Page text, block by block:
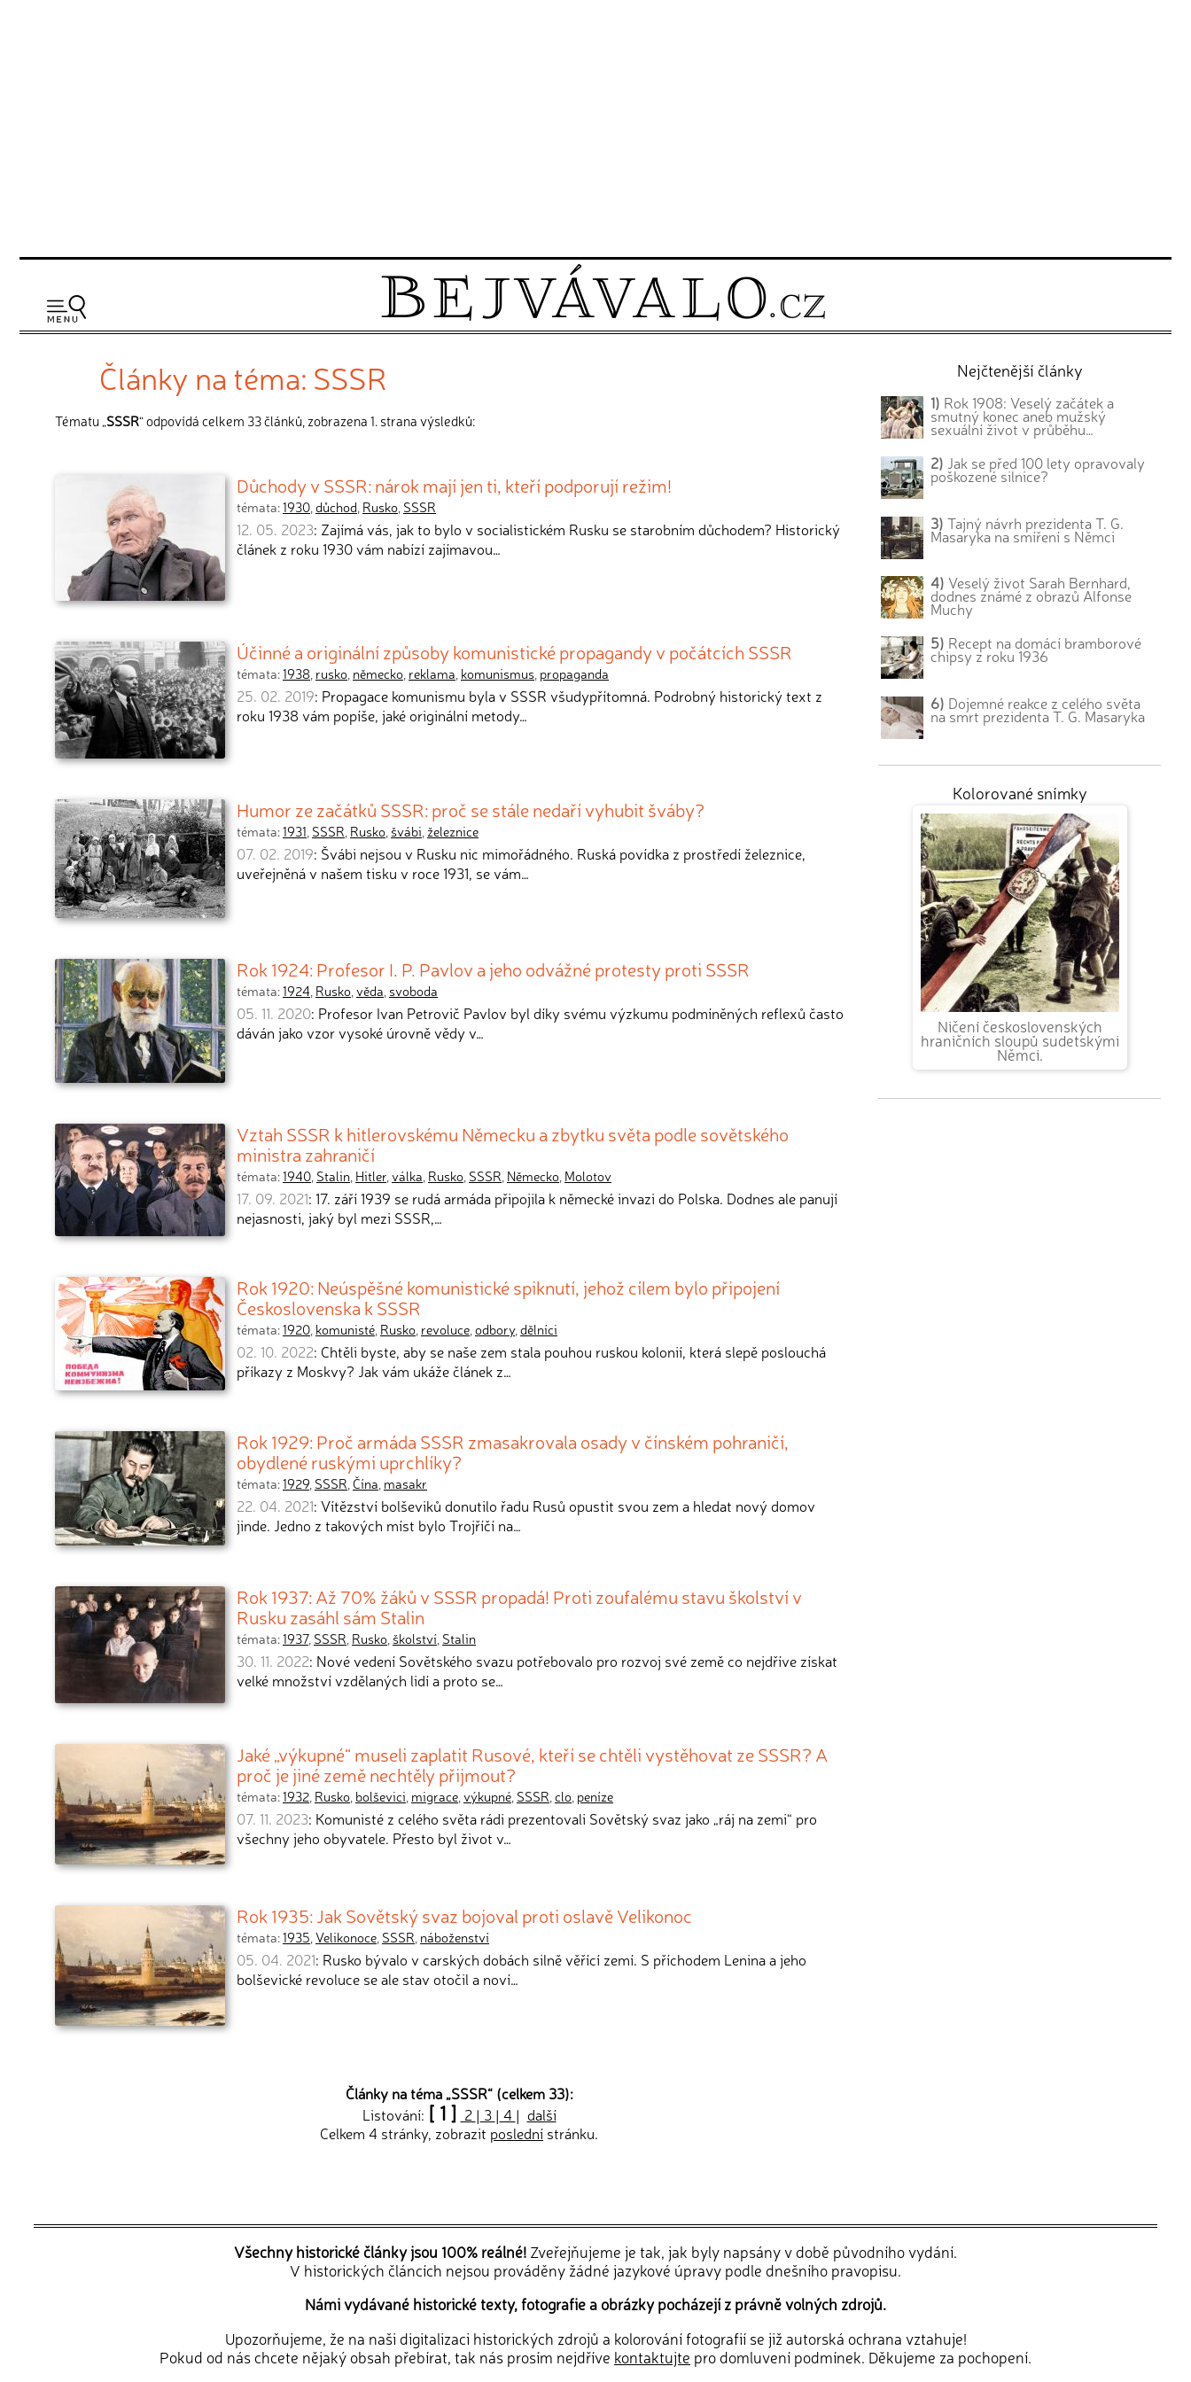
Články na téma: SSSR
Tématu „SSSR“ odpovídá celkem 33 článků, zobrazena 1. strana výsledků:
Důchody v SSSR: nárok mají jen ti, kteří podporují režim!
témata:1930,důchod, Rusko, SSSR
12. 05. 2023: Zajímá vás, jak to bylo v socialistickém Rusku se starobním důchodem? Historický
článek z roku 1930 vám nabízí zajímavou…
Účinné a originální způsoby komunistické propagandy v počátcích SSSR
témata:1938, rusko, německo, reklama, komunismus, propaganda
25. 02. 2019: Propagace komunismu byla v SSSR všudypřítomná. Podrobný historický text z
roku 1938 vám popíše, jaké originální metody…
Humor ze začátků SSSR: proč se stále nedaří vyhubit šváby?
témata:1931, SSSR, Rusko, švábi, železnice
07. 02. 2019: Švábi nejsou v Rusku nic mimořádného. Ruská povídka z prostředí železnice,
uveřejněná v našem tisku v roce 1931, se vám…
Rok 1924: Profesor I. P. Pavlov a jeho odvážné protesty proti SSSR
témata:1924, Rusko,věda, svoboda
05. 11. 2020: Profesor Ivan Petrovič Pavlov byl díky svému výzkumu podmíněných reflexů často
dáván jako vzor vysoké úrovně vědy v…
Vztah SSSR k hitlerovskému Německu a zbytku světa podle sovětského
ministra zahraničí
témata:1940, Stalin, Hitler,válka, Rusko, SSSR, Německo, Molotov
17. 09. 2021: 17. září 1939 se rudá armáda připojila k německé invazi do Polska. Dodnes ale panují
nejasnosti, jaký byl mezi SSSR,…
Rok 1920: Neúspěšné komunistické spiknutí, jehož cílem bylo připojení
Československa k SSSR
témata:1920, komunisté, Rusko, revoluce,odbory,dělníci
02. 10. 2022: Chtěli byste, aby se naše zem stala pouhou ruskou kolonií, která slepě poslouchá
příkazy z Moskvy? Jak vám ukáže článek z…
Rok 1929: Proč armáda SSSR zmasakrovala osady v čínském pohraničí,
obydlené ruskými uprchlíky?
témata:1929, SSSR,Čína, masakr
22. 04. 2021: Vítězství bolševiků donutilo řadu Rusů opustit svou zem a hledat nový domov
jinde. Jedno z takových míst bylo Trojříčí na…
Rok 1937: Až 70% žáků v SSSR propadá! Proti zoufalému stavu školství v
Rusku zasáhl sám Stalin
témata:1937, SSSR, Rusko, školství, Stalin
30. 11. 2022: Nové vedení Sovětského svazu potřebovalo pro rozvoj své země co nejdříve získat
velké množství vzdělaných lidí a proto se…
Jaké „výkupné“ museli zaplatit Rusové, kteří se chtěli vystěhovat ze SSSR? A
proč je jiné země nechtěly přijmout?
témata:1932, Rusko, bolševici, migrace,výkupné, SSSR,clo, peníze
07. 11. 2023: Komunisté z celého světa rádi prezentovali Sovětský svaz jako „ráj na zemi“ pro
všechny jeho obyvatele. Přesto byl život v…
Rok 1935: Jak Sovětský svaz bojoval proti oslavě Velikonoc
témata:1935,Velikonoce, SSSR, náboženství
05. 04. 2021: Rusko bývalo v carských dobách silně věřící zemí. S příchodem Lenina a jeho
bolševické revoluce se ale stav otočil a noví…
Články na téma „SSSR“ (celkem 33):
Listování: [ 1 ] 2 | 3 | 4 | další
Celkem 4 stránky, zobrazit poslední stránku.
Nejčtenější články
1) Rok 1908: Veselý začátek a
smutný konec aneb mužský
sexuální život v průběhu…
2) Jak se před 100 lety opravovaly
poškozené silnice?
3) Tajný návrh prezidenta T. G.
Masaryka na smíření s Němci
4) Veselý život Sarah Bernhard,
dodnes známé z obrazů Alfonse
Muchy
5) Recept na domácí bramborové
chipsy z roku 1936
6) Dojemné reakce z celého světa
na smrt prezidenta T. G. Masaryka
Kolorované snímky
Ničení československých
hraničních sloupů sudetskými
Němci.
Všechny historické články jsou 100% reálné! Zveřejňujeme je tak, jak byly napsány v době původního vydání.
V historických článcích nejsou prováděny žádné jazykové úpravy podle dnešního pravopisu.
Námi vydávané historické texty, fotografie a obrázky pocházejí z právně volných zdrojů.
Upozorňujeme, že na naši digitalizaci historických zdrojů a kolorování fotografií se již autorská ochrana vztahuje!
Pokud od nás chcete nějaký obsah přebírat, tak nás prosím nejdříve kontaktujte pro domluvení podmínek. Děkujeme za pochopení.